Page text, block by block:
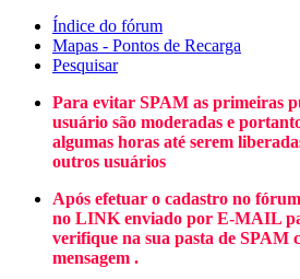
Índice do fórum
Mapas - Pontos de Recarga
Pesquisar
Para evitar SPAM as primeiras
usuário são moderadas e
algumas horas até serem
outros usuários
Após efetuar o cadastro no
no LINK enviado por E-MAIL
verifique na sua pasta de SPAM
mensagem .